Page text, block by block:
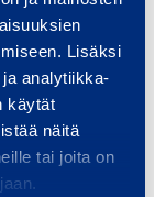
Lisäksi
analytiikka-
käytät
näitä
tai joita on